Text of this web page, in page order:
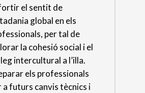
el sentit de
global en els
per tal de
la cohesió social i el
intercultural a l’illa.
els professionals
a futurs canvis tècnics i